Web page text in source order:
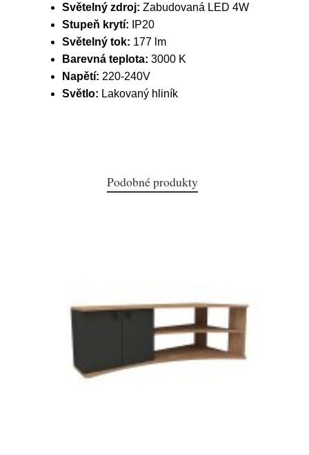
Světelný zdroj: Zabudovaná LED 4W
Stupeň krytí: IP20
Světelný tok: 177 lm
Barevná teplota: 3000 K
Napětí: 220-240V
Světlo: Lakovaný hliník
Podobné produkty